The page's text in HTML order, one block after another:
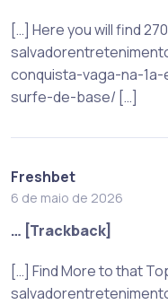
[…] Here you will find
conquista-vaga-na-
surfe-de-base/ […]
Freshbet
6 de maio de 2026
… [Trackback]
[…] Find More to that